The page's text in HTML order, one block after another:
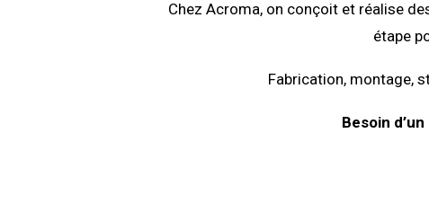
Chez Acroma, on conçoit et réalise
étape
Fabrication, montage,
Besoin